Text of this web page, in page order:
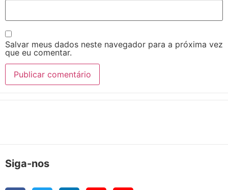
Salvar meus dados neste navegador para a próxima vez
que eu comentar.
Siga-nos